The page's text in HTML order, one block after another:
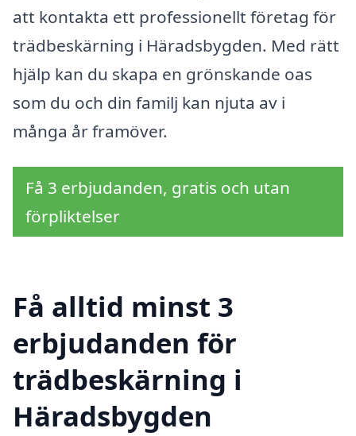
att kontakta ett professionellt företag för
trädbeskärning i Häradsbygden. Med rätt
hjälp kan du skapa en grönskande oas
som du och din familj kan njuta av i
många år framöver.
Få 3 erbjudanden, gratis och utan
förpliktelser
Få alltid minst 3
erbjudanden för
trädbeskärning i
Häradsbygden